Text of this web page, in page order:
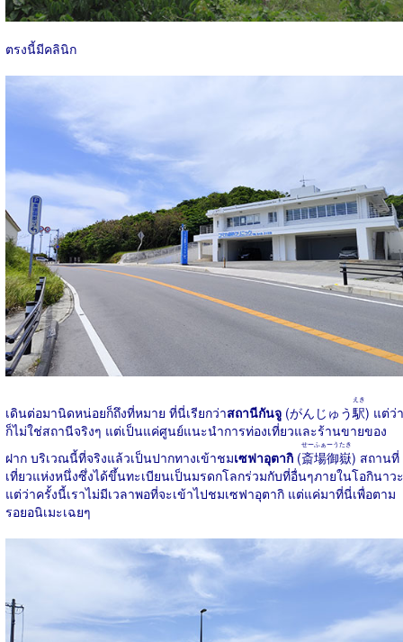
ตรงนี้มีคลินิก
เดินต่อมานิดหน่อยก็ถึงที่หมาย ที่นี่เรียกว่าสถานีกันจู (がんじゅう駅
えき
) แต่ว่า
ก็ไม่ใช่สถานีจริงๆ แต่เป็นแค่ศูนย์แนะนำการท่องเที่ยวและร้านขายของ
ฝาก บริเวณนี้ที่จริงแล้วเป็นปากทางเข้าชมเซฟาอุตากิ (斎場御嶽
せーふぁーうたき
) สถานที่
เที่ยวแห่งหนึ่งซึ่งได้ขึ้นทะเบียนเป็นมรดกโลกร่วมกับที่อื่นๆภายในโอกินาวะ
แต่ว่าครั้งนี้เราไม่มีเวลาพอที่จะเข้าไปชมเซฟาอุตากิ แต่แค่มาที่นี่เพื่อตาม
รอยอนิเมะเฉยๆ